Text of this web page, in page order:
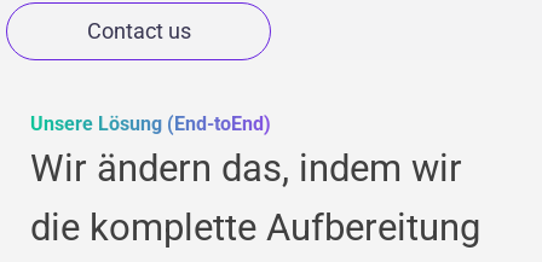
Contact us
Unsere Lösung (End-toEnd)
Wir ändern das, indem wir
die komplette Aufbereitung